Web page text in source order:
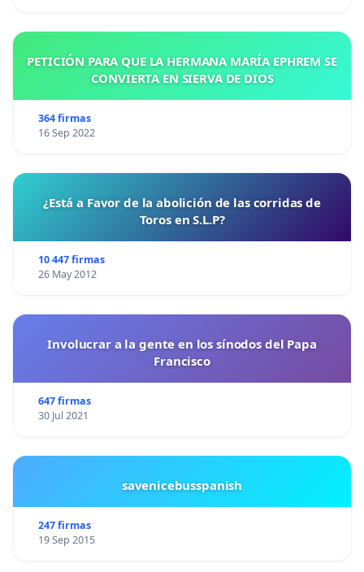
PETICIÓN PARA QUE LA HERMANA MARÍA EPHREM SE
CONVIERTA EN SIERVA DE DIOS
364 firmas
16 Sep 2022
¿Está a Favor de la abolición de las corridas de
Toros en S.L.P?
10 447 firmas
26 May 2012
Involucrar a la gente en los sínodos del Papa
Francisco
647 firmas
30 Jul 2021
savenicebusspanish
247 firmas
19 Sep 2015